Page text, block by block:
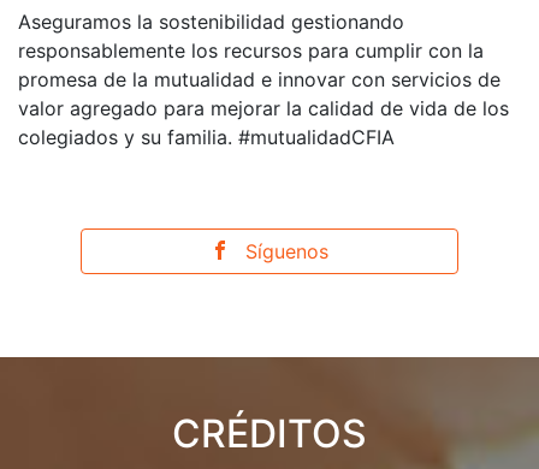
Aseguramos la sostenibilidad gestionando
responsablemente los recursos para cumplir con la
promesa de la mutualidad e innovar con servicios de
valor agregado para mejorar la calidad de vida de los
colegiados y su familia. #mutualidadCFIA
Síguenos
CRÉDITOS